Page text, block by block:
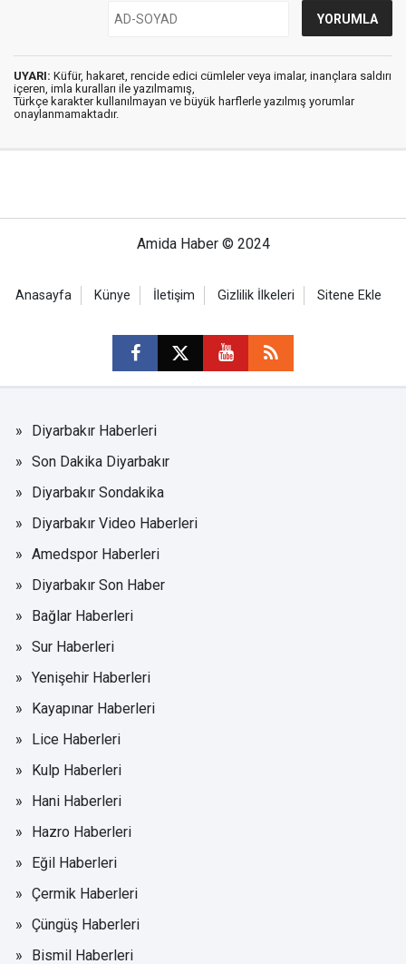
UYARI: Küfür, hakaret, rencide edici cümleler veya imalar, inançlara saldırı
içeren, imla kuralları ile yazılmamış,
Türkçe karakter kullanılmayan ve büyük harflerle yazılmış yorumlar
onaylanmamaktadır.
Amida Haber © 2024
Anasayfa Künye İletişim Gizlilik İlkeleri Sitene Ekle
Diyarbakır Haberleri
Son Dakika Diyarbakır
Diyarbakır Sondakika
Diyarbakır Video Haberleri
Amedspor Haberleri
Diyarbakır Son Haber
Bağlar Haberleri
Sur Haberleri
Yenişehir Haberleri
Kayapınar Haberleri
Lice Haberleri
Kulp Haberleri
Hani Haberleri
Hazro Haberleri
Eğil Haberleri
Çermik Haberleri
Çüngüş Haberleri
Bismil Haberleri